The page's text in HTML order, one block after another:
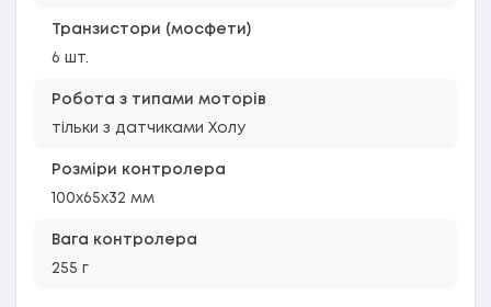
Транзистори (мосфети)
6 шт.
Робота з типами моторів
тільки з датчиками Холу
Розміри контролера
100x65x32 мм
Вага контролера
255 г